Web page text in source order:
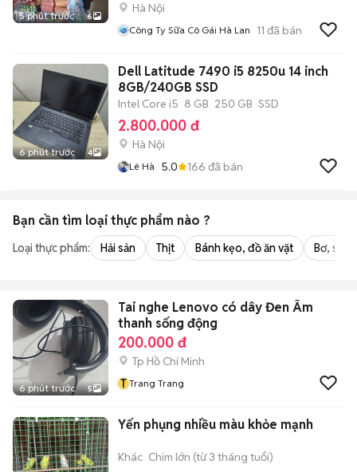
5 phút trước 6
Hà Nội
Công Ty Sữa Cô Gái Hà Lan 11 đã bán
6 phút trước 4
Dell Latitude 7490 i5 8250u 14 inch
8GB/240GB SSD
Intel Core i5 8 GB 250 GB SSD
2.800.000 đ
Hà Nội
Lê Hà 5.0 166 đã bán
Bạn cần tìm loại thực phẩm nào ?
Loại thực phẩm: Hải sản Thịt Bánh kẹo, đồ ăn vặt Bơ,
6 phút trước 5
Tai nghe Lenovo có dây Đen Âm
thanh sống động
200.000 đ
Tp Hồ Chí Minh
T Trang Trang
Yến phụng nhiều màu khỏe mạnh
Khác Chim lớn (từ 3 tháng tuổi)